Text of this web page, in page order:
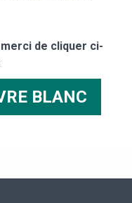
de cliquer ci-
BLANC